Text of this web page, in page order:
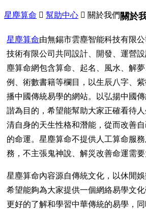
星塵算命  幫助中心  關於我們 關於
星塵算命由無錫市雲塵智能科技有限
技術有限公司共同設計、開發、運營設
塵算命網包含算命、起名、風水、解
例、術數書籍等欄目，以生辰八字、
播中國傳統易學的網站。以弘揚中國
諧為目的，希望能幫助大家正確看待
清自身的天生性格和潛能，從而改善
的命運。星塵算命不提供人工算命服
務，不主張鬼神說、解災改善命運需要
星塵算命內容源自傳統文化，以休閒娛
希望能夠為大家提供一個網絡易學文
更好的了解和學習中華傳統的易學，